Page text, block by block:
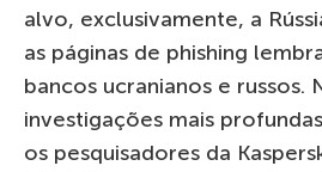
alvo, exclusivamente, a
as páginas de phishing
bancos ucranianos e russos.
investigações mais
os pesquisadores da